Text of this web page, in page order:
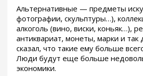
Альтернативные — предметы
фотографии, скульптуры…),
алкоголь (вино, виски, коньяк…),
антиквариат, монеты, марки и
сказал, что такие ему больше
Люди будут еще больше
экономики.